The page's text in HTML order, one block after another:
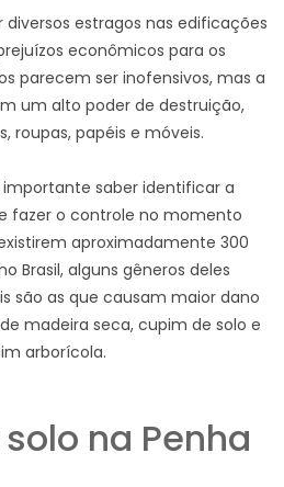
estragos nas edificações
econômicos para os
parecem ser inofensivos, mas a
um alto poder de destruição,
roupas, papéis e móveis.
importante saber identificar a
fazer o controle no momento
aproximadamente 300
Brasil, alguns gêneros deles
são as que causam maior dano
madeira seca, cupim de solo e
arborícola.
na Penha